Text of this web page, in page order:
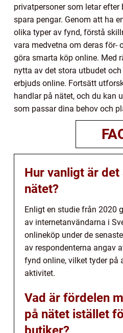
privatpersoner som letar efter
spara pengar. Genom att ha
olika typer av fynd, förstå
vara medvetna om deras för-
göra smarta köp online. Med
nytta av det stora utbudet
erbjuds online. Fortsätt
handlar på nätet, och du kan
som passar dina behov och
Hur vanligt är
nätet?
Enligt en studie från 2020
av internetanvändarna i
onlineköp under de
av respondenterna angav
fynd online, vilket tyder på
aktivitet.
Vad är fördelen
på nätet istället